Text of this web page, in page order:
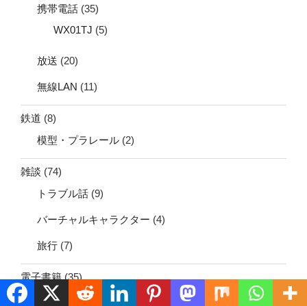
携帯電話 (35)
WX01TJ (5)
放送 (20)
無線LAN (11)
鉄道 (8)
模型・プラレール (2)
雑談 (74)
トラブル話 (9)
バーチャルキャラクター (4)
旅行 (7)
電子書籍(35)